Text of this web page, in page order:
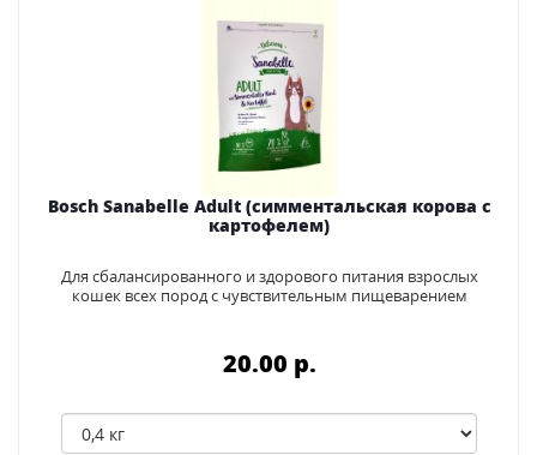
Bosch Sanabelle Adult (симментальская корова с
картофелем)
Для сбалансированного и здорового питания взрослых
кошек всех пород с чувствительным пищеварением
20.00 p.